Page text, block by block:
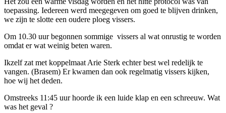
toepassing. Iedereen werd meegegeven om goed te blijven drinken,
we zijn te slotte een oudere ploeg vissers.
Om 10.30 uur begonnen sommige vissers al wat onrustig te worden
omdat er wat weinig beten waren.
Ikzelf zat met koppelmaat Arie Sterk echter best wel redelijk te
vangen. (Brasem) Er kwamen dan ook regelmatig vissers kijken,
hoe wij het deden.
Omstreeks 11:45 uur hoorde ik een luide klap en een schreeuw. Wat
was het geval ?